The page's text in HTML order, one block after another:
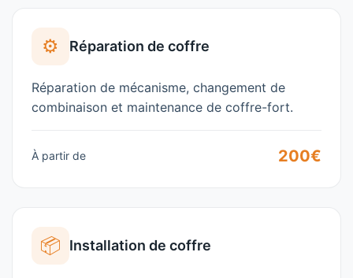
⚙️ Réparation de coffre
Réparation de mécanisme, changement de
combinaison et maintenance de coffre-fort.
À partir de 200€
📦 Installation de coffre